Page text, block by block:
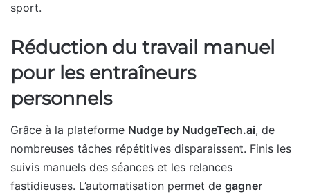
sport.
Réduction du travail manuel
pour les entraîneurs
personnels
Grâce à la plateforme Nudge by NudgeTech.ai, de
nombreuses tâches répétitives disparaissent. Finis les
suivis manuels des séances et les relances
fastidieuses. L’automatisation permet de gagner